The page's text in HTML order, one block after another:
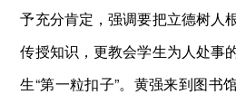
予充分肯定，强调要把立德树人
传授知识，更教会学生为人处事
生“第一粒扣子”。黄强来到图书